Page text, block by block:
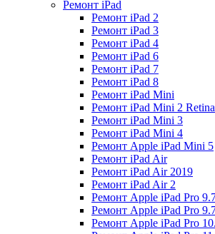
Ремонт iPad
Ремонт iPad 2
Ремонт iPad 3
Ремонт iPad 4
Ремонт iPad 6
Ремонт iPad 7
Ремонт iPad 8
Ремонт iPad Mini
Ремонт iPad Mini 2 Retina
Ремонт iPad Mini 3
Ремонт iPad Mini 4
Ремонт Apple iPad Mini 5
Ремонт iPad Air
Ремонт iPad Air 2019
Ремонт iPad Air 2
Ремонт Apple iPad Pro
Ремонт Apple iPad Pro
Ремонт Apple iPad Pro